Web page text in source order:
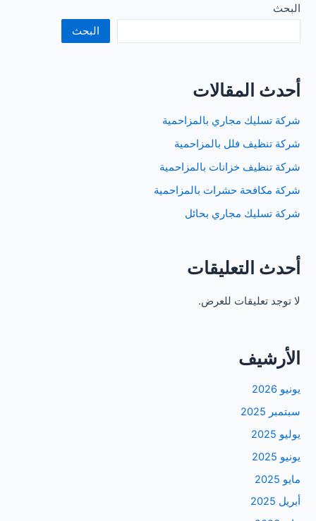
بالرياض
البحث
البحث
أحدث المقالات
شركة تسليك مجاري بالمزاحمية
شركة تنظيف فلل بالمزاحمية
شركة تنظيف خزانات بالمزاحمية
شركة مكافحة حشرات بالمزاحمية
شركة تسليك مجاري بحائل
أحدث التعليقات
لا توجد تعليقات للعرض.
الأرشيف
يونيو 2026
سبتمبر 2025
يوليو 2025
يونيو 2025
مايو 2025
أبريل 2025